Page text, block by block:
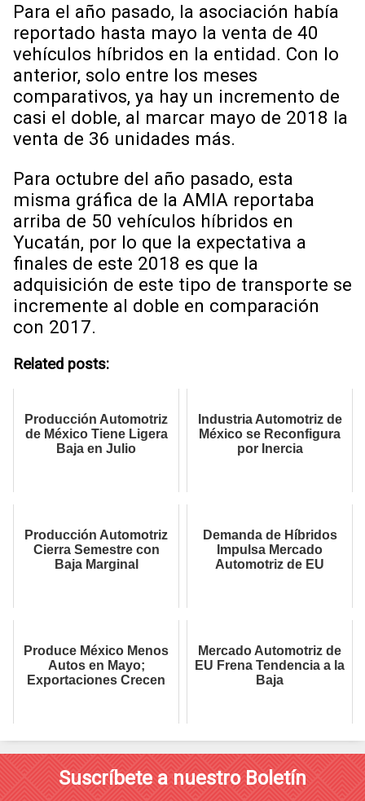
Para el año pasado, la asociación había
reportado hasta mayo la venta de 40
vehículos híbridos en la entidad. Con lo
anterior, solo entre los meses
comparativos, ya hay un incremento de
casi el doble, al marcar mayo de 2018 la
venta de 36 unidades más.
Para octubre del año pasado, esta
misma gráfica de la AMIA reportaba
arriba de 50 vehículos híbridos en
Yucatán, por lo que la expectativa a
finales de este 2018 es que la
adquisición de este tipo de transporte se
incremente al doble en comparación
con 2017.
Related posts:
Producción Automotriz
de México Tiene Ligera
Baja en Julio
Industria Automotriz de
México se Reconfigura
por Inercia
Producción Automotriz
Cierra Semestre con
Baja Marginal
Demanda de Híbridos
Impulsa Mercado
Automotriz de EU
Produce México Menos
Autos en Mayo;
Exportaciones Crecen
Mercado Automotriz de
EU Frena Tendencia a la
Baja
Suscríbete a nuestro Boletín